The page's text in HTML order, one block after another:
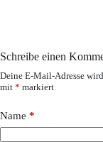
Schreibe einen
Deine E-Mail-Adresse
mit * markiert
Name *